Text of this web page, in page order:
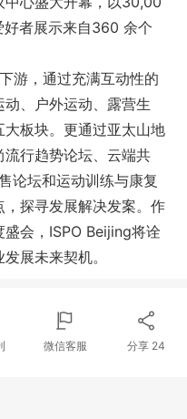
者展示来自360 余个
游，通过充满互动性的
、户外运动、露营生
板块。更通过亚太山地
流行趋势论坛、云端共
论坛和运动训练与康复
探寻发展解决发案。作
会，ISPO Beijing将诠
展未来契机。
微信客服 分享 24